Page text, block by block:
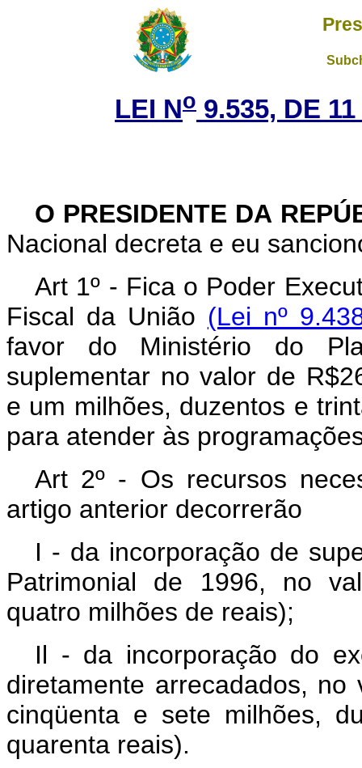
LEI No 9.535, DE
O PRESIDENTE DA
Nacional decreta e eu
Art 1º - Fica o Poder
Fiscal da União (Lei nº
favor do Ministério do
suplementar no valor de
e um milhões, duzentos e
para atender às
Art 2º - Os recursos
artigo anterior decorrerão
I - da incorporação de
Patrimonial de 1996, no
quatro milhões de reais);
Il - da incorporação do
diretamente arrecadados,
cinqüenta e sete milhões,
quarenta reais).